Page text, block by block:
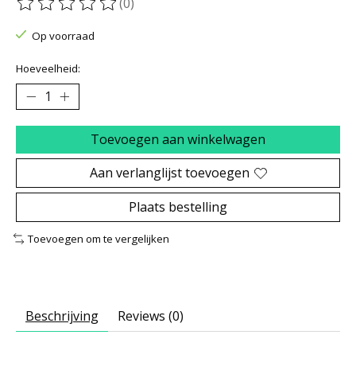
De beoordeling van dit product is
Op voorraad
Hoeveelheid:
Toevoegen aan winkelwagen
Aan verlanglijst toevoegen
Plaats bestelling
Toevoegen om te vergelijken
Beschrijving Reviews (0)